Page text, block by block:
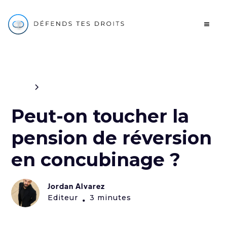
Peut-on toucher la
pension de réversion
en concubinage ?
Jordan Alvarez
Editeur • 3 minutes